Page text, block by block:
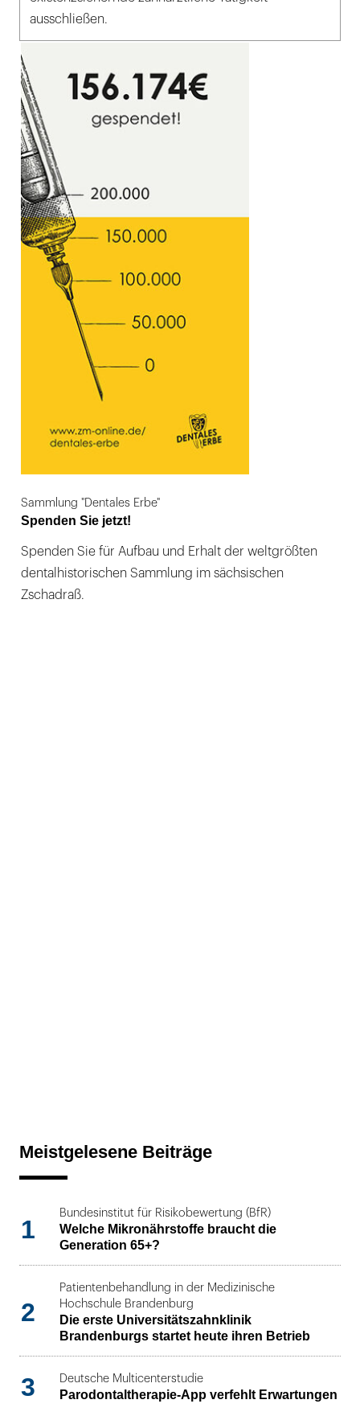
ausschließen.
Sammlung "Dentales Erbe"
Spenden Sie jetzt!
Spenden Sie für Aufbau und Erhalt der weltgrößten
dentalhistorischen Sammlung im sächsischen
Zschadraß.
Meistgelesene Beiträge
1
Bundesinstitut für Risikobewertung (BfR)
Welche Mikronährstoffe braucht die
Generation 65+?
2
Patientenbehandlung in der Medizinische
Hochschule Brandenburg
Die erste Universitätszahnklinik
Brandenburgs startet heute ihren Betrieb
3 Deutsche Multicenterstudie
Parodontaltherapie-App verfehlt Erwartungen